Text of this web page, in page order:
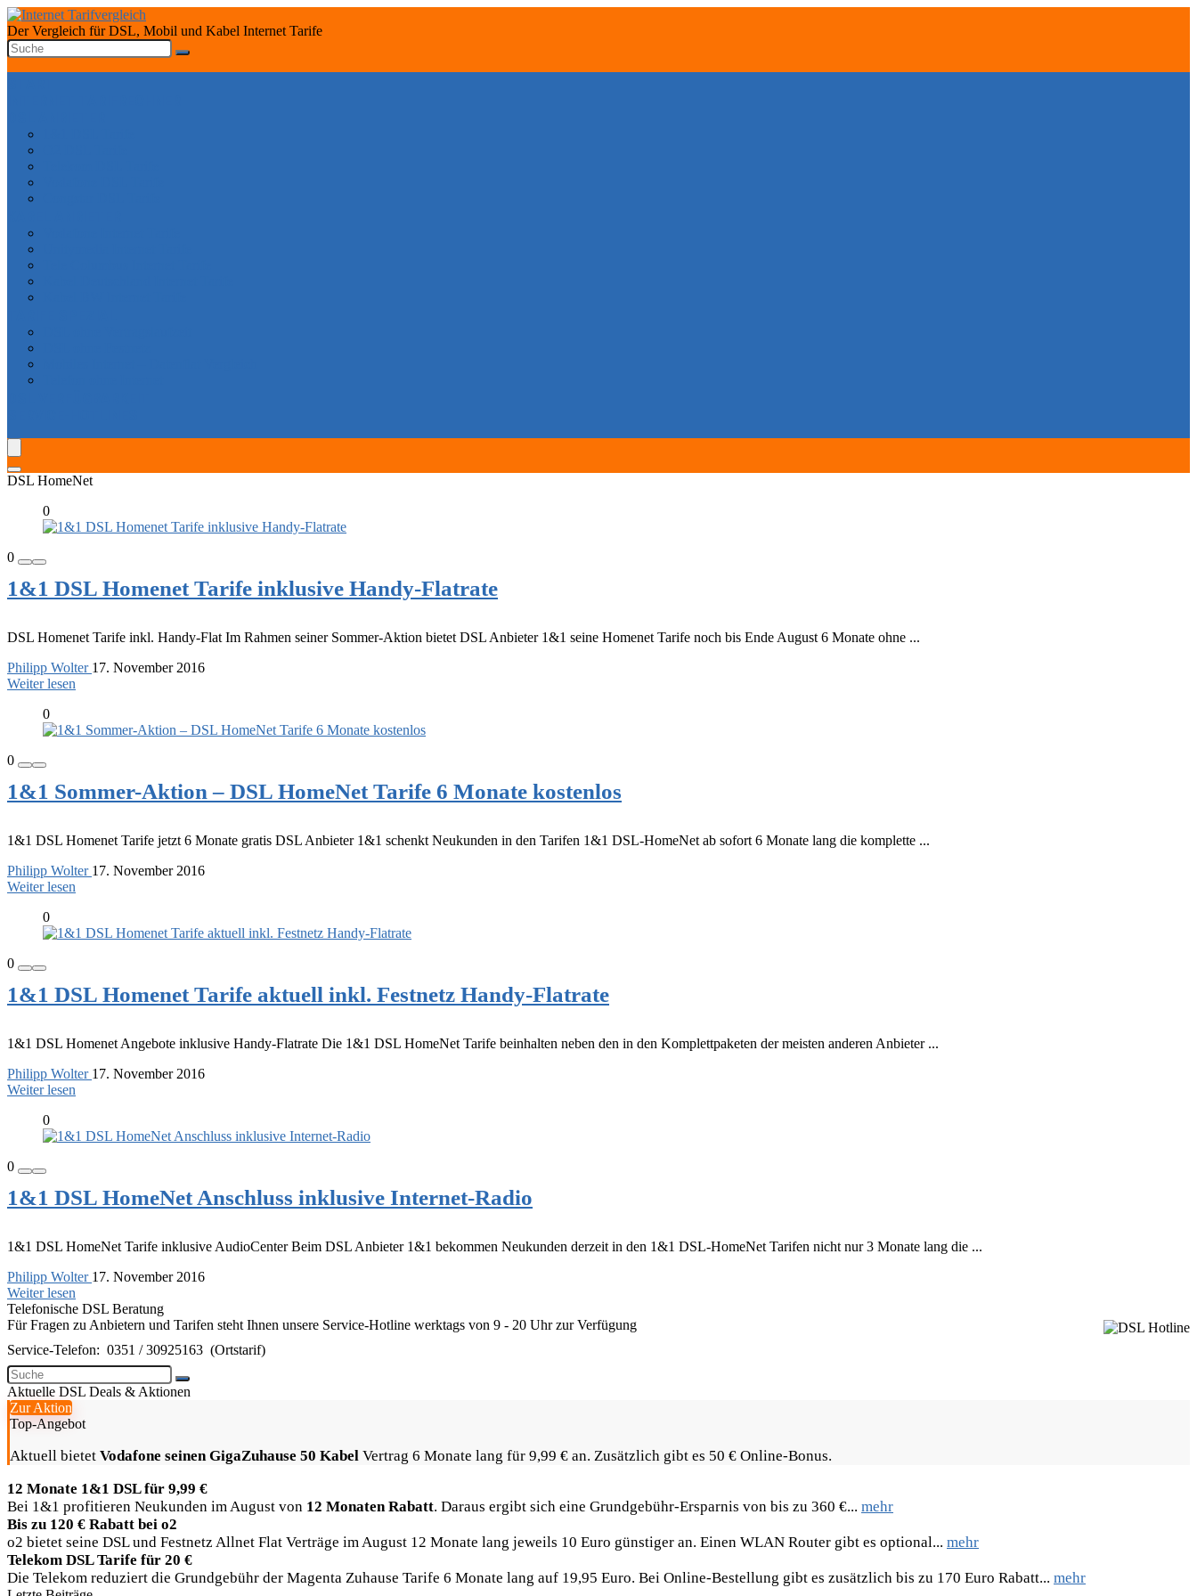
Der Vergleich für DSL, Mobil und Kabel Internet Tarife
DSL HomeNet
0
0
1&1 DSL Homenet Tarife inklusive Handy-Flatrate
DSL Homenet Tarife inkl. Handy-Flat Im Rahmen seiner Sommer-Aktion bietet DSL Anbieter 1&1 seine Homenet Tarife noch bis Ende August 6 Monate ohne ...
Philipp Wolter 17. November 2016
Weiter lesen
0
0
1&1 Sommer-Aktion – DSL HomeNet Tarife 6 Monate kostenlos
1&1 DSL Homenet Tarife jetzt 6 Monate gratis DSL Anbieter 1&1 schenkt Neukunden in den Tarifen 1&1 DSL-HomeNet ab sofort 6 Monate lang die komplette ...
Philipp Wolter 17. November 2016
Weiter lesen
0
0
1&1 DSL Homenet Tarife aktuell inkl. Festnetz Handy-Flatrate
1&1 DSL Homenet Angebote inklusive Handy-Flatrate Die 1&1 DSL HomeNet Tarife beinhalten neben den in den Komplettpaketen der meisten anderen Anbieter ...
Philipp Wolter 17. November 2016
Weiter lesen
0
0
1&1 DSL HomeNet Anschluss inklusive Internet-Radio
1&1 DSL HomeNet Tarife inklusive AudioCenter Beim DSL Anbieter 1&1 bekommen Neukunden derzeit in den 1&1 DSL-HomeNet Tarifen nicht nur 3 Monate lang die ...
Philipp Wolter 17. November 2016
Weiter lesen
Telefonische DSL Beratung
Für Fragen zu Anbietern und Tarifen steht Ihnen unsere Service-Hotline werktags von 9 - 20 Uhr zur Verfügung
Service-Telefon: 0351 / 30925163 (Ortstarif)
Aktuelle DSL Deals & Aktionen
Zur Aktion
Top-Angebot
Aktuell bietet Vodafone seinen GigaZuhause 50 Kabel Vertrag 6 Monate lang für 9,99 € an. Zusätzlich gibt es 50 € Online-Bonus.
12 Monate 1&1 DSL für 9,99 €
Bei 1&1 profitieren Neukunden im August von 12 Monaten Rabatt. Daraus ergibt sich eine Grundgebühr-Ersparnis von bis zu 360 €... mehr
Bis zu 120 € Rabatt bei o2
o2 bietet seine DSL und Festnetz Allnet Flat Verträge im August 12 Monate lang jeweils 10 Euro günstiger an. Einen WLAN Router gibt es optional... mehr
Telekom DSL Tarife für 20 €
Die Telekom reduziert die Grundgebühr der Magenta Zuhause Tarife 6 Monate lang auf 19,95 Euro. Bei Online-Bestellung gibt es zusätzlich bis zu 170 Euro Rabatt... mehr